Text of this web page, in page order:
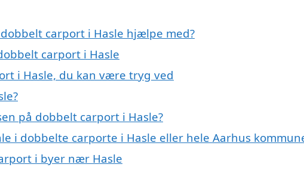
carport i Hasle hjælpe med?
carport i Hasle
i Hasle, du kan være tryg ved
på dobbelt carport i Hasle?
i dobbelte carporte i Hasle eller hele Aarhus
i byer nær Hasle